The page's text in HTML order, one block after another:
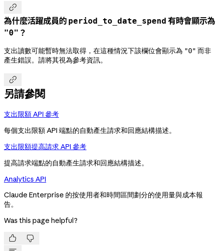

為什麼活躍成員的 period_to_date_spend 有時會顯示為
"0" ？
支出讀數可能暫時無法取得，在這種情況下該欄位會顯示為 "0" 而非
產生錯誤。請將其視為參考資訊。

另請參閱
支出限額 API 參考
每個支出限額 API 端點的自動產生請求和回應結構描述。
支出限額提高請求 API 參考
提高請求端點的自動產生請求和回應結構描述。
Analytics API
Claude Enterprise 的按使用者和時間區間劃分的使用量與成本報
告。
Was this page helpful?
 